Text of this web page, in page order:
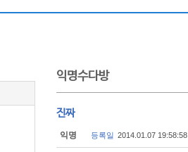
익명수다방
진짜
익명 등록일 2014.01.07 19:58:58